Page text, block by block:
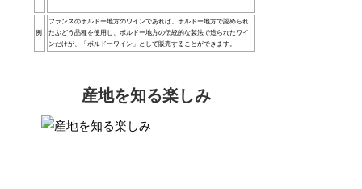
例
フランスのボルドー地方のワインであれば、ボルドー地方で認められ
たぶどう品種を使用し、ボルドー地方の伝統的な製法で造られたワイ
ンだけが、「ボルドーワイン」として販売することができます。
産地を知る楽しみ